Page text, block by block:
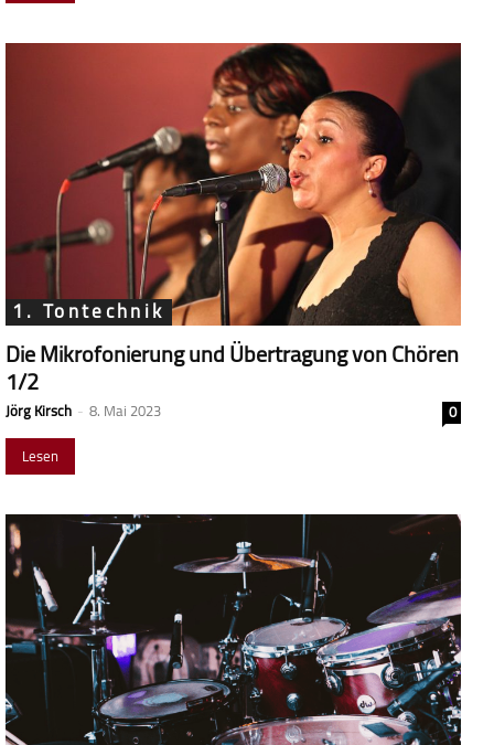
1. Tontechnik
Die Mikrofonierung und Übertragung von Chören
1/2
Jörg Kirsch - 8. Mai 2023
0
Lesen